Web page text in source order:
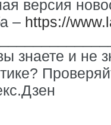
версия
– https://
знаете и не